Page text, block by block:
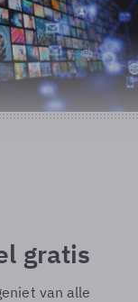
gratis
van alle